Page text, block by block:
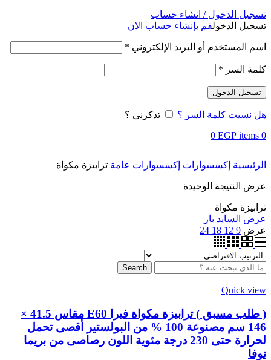
تسجيل الدخول / انشاء حساب
تسجيل الدخولقم بإنشاء حساب الان
اسم المستخدم أو البريد الإلكتروني *
كلمة السر *
تسجيل الدخول
هل نسيت كلمة السر ؟
تذكرنى ؟
0
items
0 EGP
الرئيسية إكسسوارات إكسسوارات عامة ترابيزة مكواة
عرض النتيجة الوحيدة
ترابيزة مكواة
عرض السايد بار
عرض 9
12
18
24
Search
Quick view
( طلب مسبق ) ترابيزة مكواة فيرا E60 مقاس 41.5 ×
146 سم مصنوعة 100 % من البولستير أقصى تحمل
لحرارة حتى 230 درجة مئوية اللون رصاصى من بريما
نوفا